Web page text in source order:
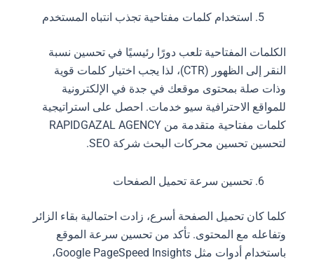
استخدام كلمات مفتاحية تجذب انتباه المستخدم
الكلمات المفتاحية تلعب دورًا رئيسيًا في تحسين نسبة
النقر إلى الظهور (CTR)، لذا يجب اختيار كلمات قوية
وذات صلة بمحتوى موقعك في جدة في الإلكترونية
للمواقع الاحترافية سيو خدمات. احصل على استراتيجية
كلمات مفتاحية متقدمة من RAPIDGAZAL AGENCY
لتحسين تحسين محركات البحث شركة SEO.
تحسين سرعة تحميل الصفحات
كلما كان تحميل الصفحة أسرع، زادت احتمالية بقاء الزائر
وتفاعله مع المحتوى. تأكد من تحسين سرعة الموقع
باستخدام أدوات مثل Google PageSpeed Insights،